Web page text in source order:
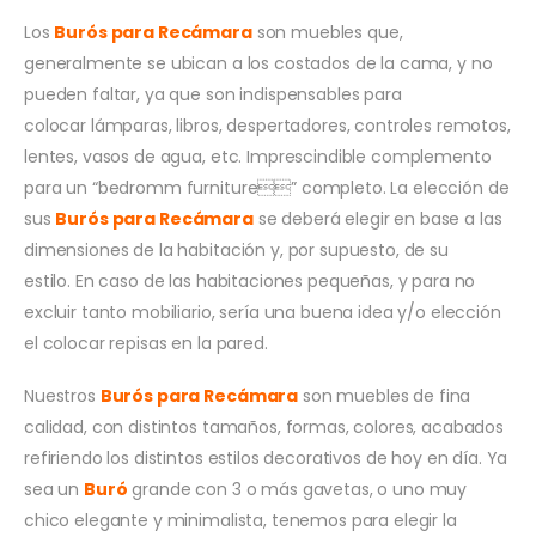
Los Burós para Recámarason muebles que,
generalmente se ubican a los costados de la cama, y no
pueden faltar, ya que son indispensables para
colocar lámparas, libros, despertadores, controles remotos,
lentes, vasos de agua, etc. Imprescindible complemento
para un “bedromm furniture” completo. La elección de
sus Burós para Recámarase deberá elegir en base a las
dimensiones de la habitación y, por supuesto, de su
estilo. En caso de las habitaciones pequeñas, y para no
excluir tanto mobiliario, sería una buena idea y/o elección
el colocar repisas en la pared.
Nuestros Burós para Recámara son muebles de fina
calidad, con distintos tamaños, formas, colores, acabados
refiriendo los distintos estilos decorativos de hoy en día. Ya
sea un Buró grande con 3 o más gavetas, o uno muy
chico elegante y minimalista, tenemos para elegir la